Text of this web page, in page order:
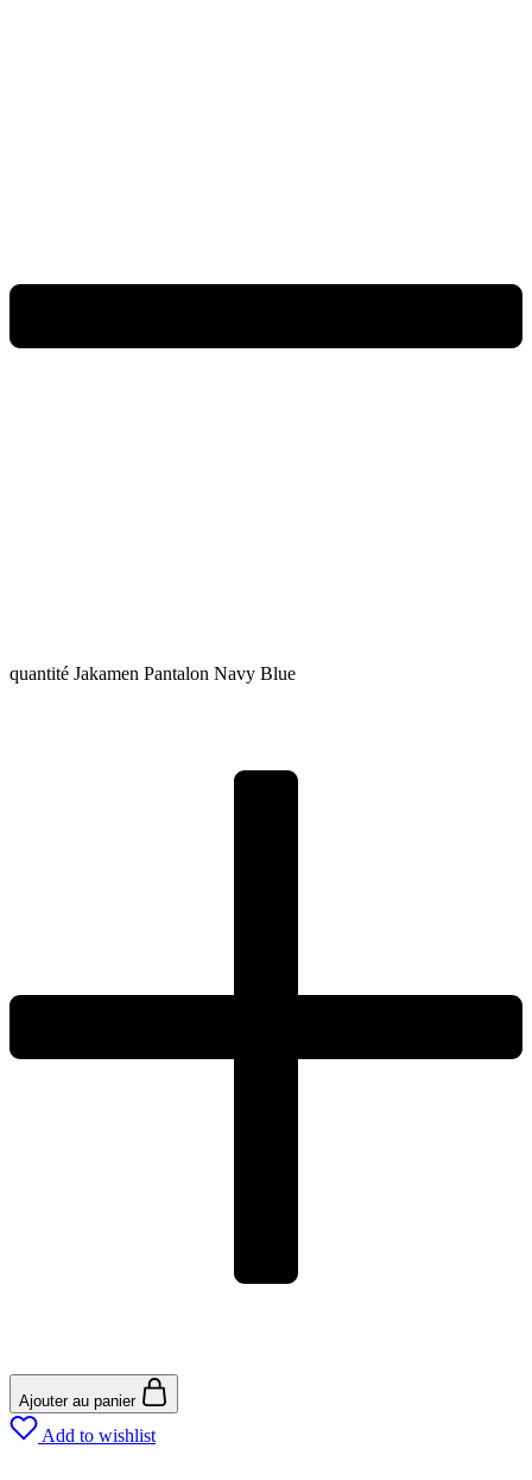
quantité Jakamen Pantalon Navy Blue
Ajouter au panier
Add to wishlist